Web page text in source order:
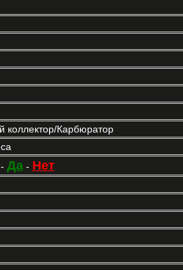
коллектор/Карбюратор
Да- Нет